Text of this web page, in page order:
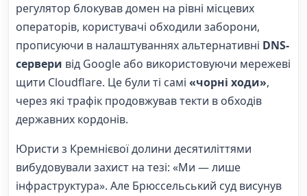
регулятор блокував домен на рівні місцевих
операторів, користувачі обходили заборони,
прописуючи в налаштуваннях альтернативні DNS-
сервери від Google або використовуючи мережеві
щити Cloudflare. Це були ті самі «чорні ходи»,
через які трафік продовжував текти в обходів
державних кордонів.
Юристи з Кремнієвої долини десятиліттями
вибудовували захист на тезі: «Ми — лише
інфраструктура». Але Брюссельський суд висунув